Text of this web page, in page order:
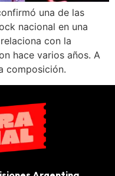
una de las
nacional en una
con la
hace varios años. A
composición.